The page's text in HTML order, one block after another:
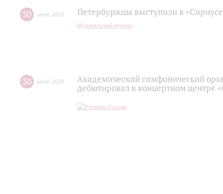
30 июля 2026 Петербуржцы выступили в
Музыкальный журнал
30 июля 2026
Академический симфонический
дебютировал в концертном центре